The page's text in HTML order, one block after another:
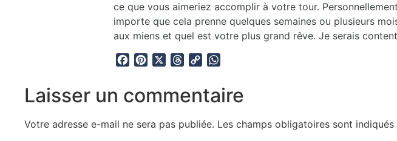
ce que vous aimeriez accomplir à votre tour.
importe que cela prenne quelques semaines ou plusieurs
aux miens et quel est votre plus grand rêve. Je serais
Facebook
Pinterest Threads
Copy
Laisser un commentaire
Votre adresse e-mail ne sera pas publiée. Les champs obligatoires sont indiqués